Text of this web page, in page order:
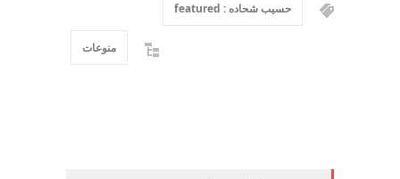
حسيب شحاده : featured
منوعات